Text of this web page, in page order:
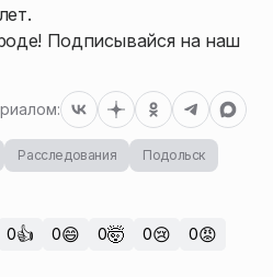
Подписывайся на наш
Расследования
Подольск
0👍 0😄 0🤯 0😢 0😡